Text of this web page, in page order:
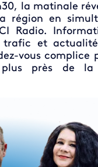
la matinale
région en
Radio.
trafic et
vous complice
plus près de la